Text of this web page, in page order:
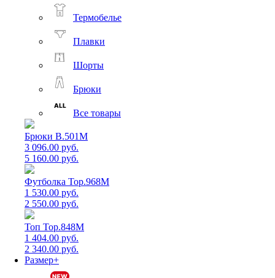
Термобелье
Плавки
Шорты
Брюки
Все товары
Брюки B.501M
3 096.00 руб.
5 160.00 руб.
Футболка Top.968M
1 530.00 руб.
2 550.00 руб.
Топ Top.848M
1 404.00 руб.
2 340.00 руб.
Размер+